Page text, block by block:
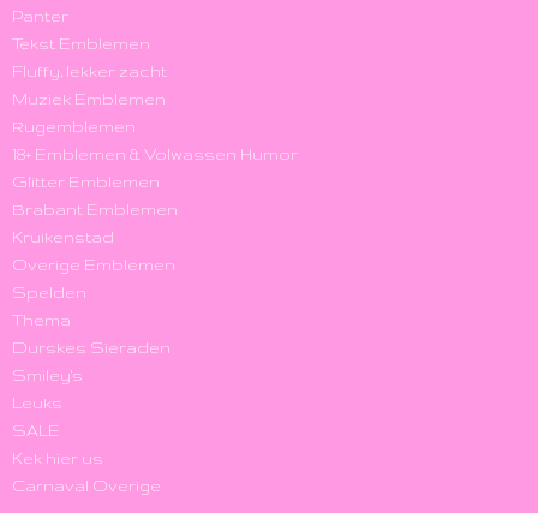
Panter
Tekst Emblemen
Fluffy, lekker zacht
Muziek Emblemen
Rugemblemen
18+ Emblemen & Volwassen Humor
Glitter Emblemen
Brabant Emblemen
Kruikenstad
Overige Emblemen
Spelden
Thema
Durskes Sieraden
Smiley's
Leuks
SALE
Kek hier us
Carnaval Overige